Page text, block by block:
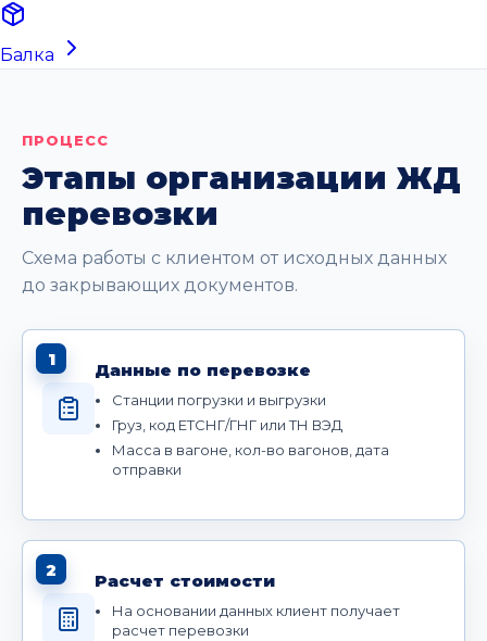
Балка
ПРОЦЕСС
Этапы организации ЖД
перевозки
Схема работы с клиентом от исходных данных
до закрывающих документов.
1
Данные по перевозке
Станции погрузки и выгрузки
Груз, код ЕТСНГ/ГНГ или ТН ВЭД
Масса в вагоне, кол-во вагонов, дата
отправки
2
Расчет стоимости
На основании данных клиент получает
расчет перевозки